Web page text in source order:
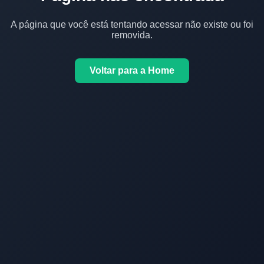
A página que você está tentando acessar não existe ou foi
removida.
Voltar para a Home